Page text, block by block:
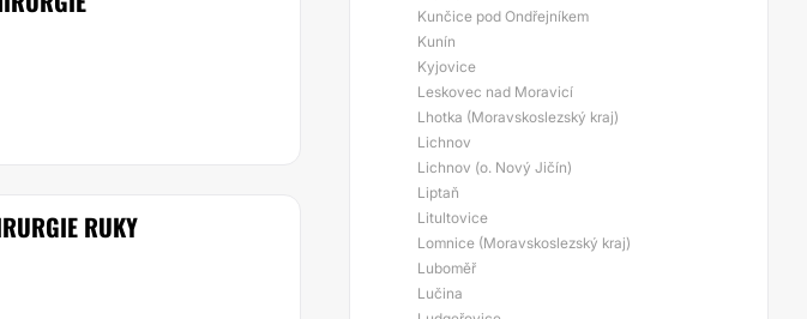
RUKY
Kunčice pod Ondřejníkem
Kunín
Kyjovice
Leskovec nad Moravicí
Lhotka (Moravskoslezský kraj)
Lichnov
Lichnov (o. Nový Jičín)
Liptaň
Litultovice
Lomnice (Moravskoslezský kraj)
Luboměř
Lučina